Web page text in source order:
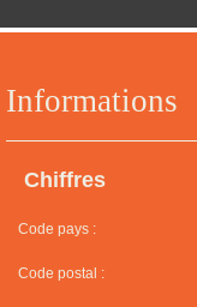
Informations
Chiffres
Code pays :
Code postal :